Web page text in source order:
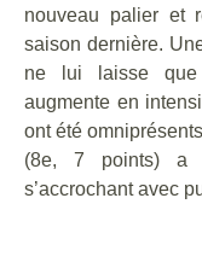
nouveau palier et
saison dernière.
ne lui laisse que
augmente en
ont été
(8e, 7 points) a
s’accrochant avec